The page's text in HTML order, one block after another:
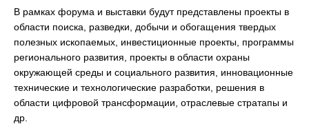
В рамках форума и выставки будут представлены проекты в
области поиска, разведки, добычи и обогащения твердых
полезных ископаемых, инвестиционные проекты, программы
регионального развития, проекты в области охраны
окружающей среды и социального развития, инновационные
технические и технологические разработки, решения в
области цифровой трансформации, отраслевые стратапы и
др.